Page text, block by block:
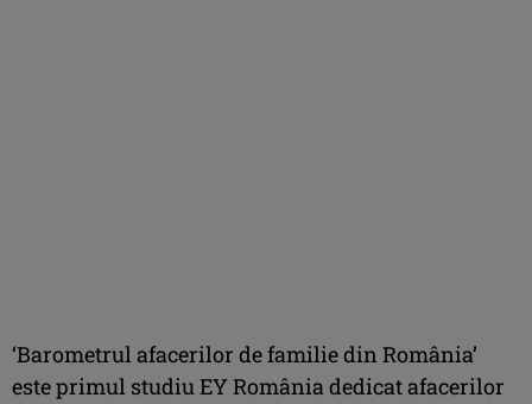
‘Barometrul afacerilor de familie din România’
este primul studiu EY România dedicat afacerilor